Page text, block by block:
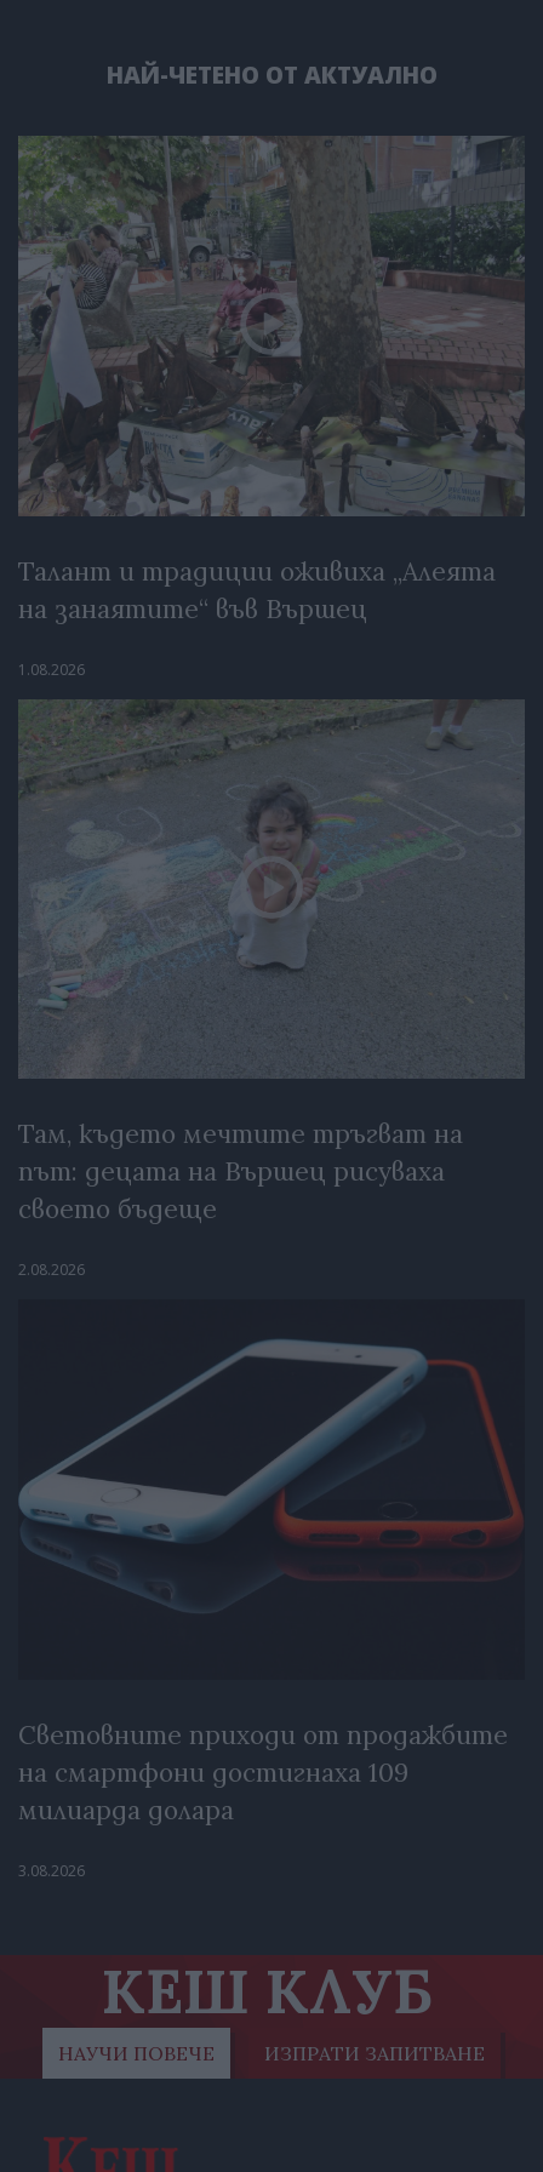
НАЙ-ЧЕТЕНО ОТ АКТУАЛНО
Талант и традиции оживиха „Алеята
на занаятите“ във Вършец
1.08.2026
Там, където мечтите тръгват на
път: децата на Вършец рисуваха
своето бъдеще
2.08.2026
Световните приходи от продажбите
на смартфони достигнаха 109
милиарда долара
3.08.2026
КЕШ КЛУБ
НАУЧИ ПОВЕЧЕ ИЗПРАТИ ЗАПИТВАНЕ